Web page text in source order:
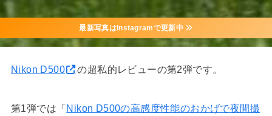
最新写真はInstagramで更新中
Nikon D500 の超私的レビューの第2弾です。
第1弾では「 Nikon D500の高感度性能のおかげで夜間撮